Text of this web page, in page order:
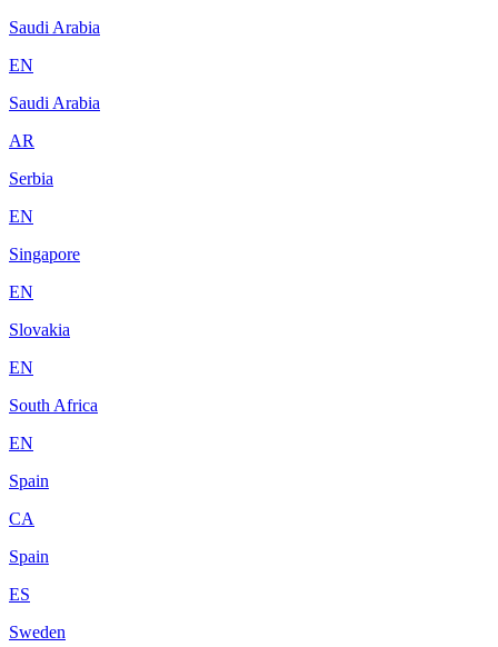
Saudi Arabia
EN
Saudi Arabia
AR
Serbia
EN
Singapore
EN
Slovakia
EN
South Africa
EN
Spain
CA
Spain
ES
Sweden